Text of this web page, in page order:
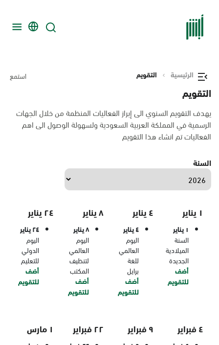
الرئيسية التقويم استمع
التقويم
يهدف التقويم السنوي الى إبراز الفعاليات المنظمة من خلال الجهات
الرسمية في المملكة العربية السعودية ولسهولة الوصول الى اهم
الفعاليات تم انشاء هذا التقويم
السنة
١ يناير
١ يناير
السنة
الميلادية
الجديدة
أضف
للتقويم
٤ يناير
٤ يناير
اليوم
العالمي
للغة
برايل
أضف
للتقويم
٨ يناير
٨ يناير
اليوم
العالمي
لتنظيف
المكتب
أضف
للتقويم
٢٤ يناير
٢٤ يناير
اليوم
الدولي
للتعليم
أضف
للتقويم
٤ فبراير ٩ فبراير ٢٢ فبراير ١ مارس